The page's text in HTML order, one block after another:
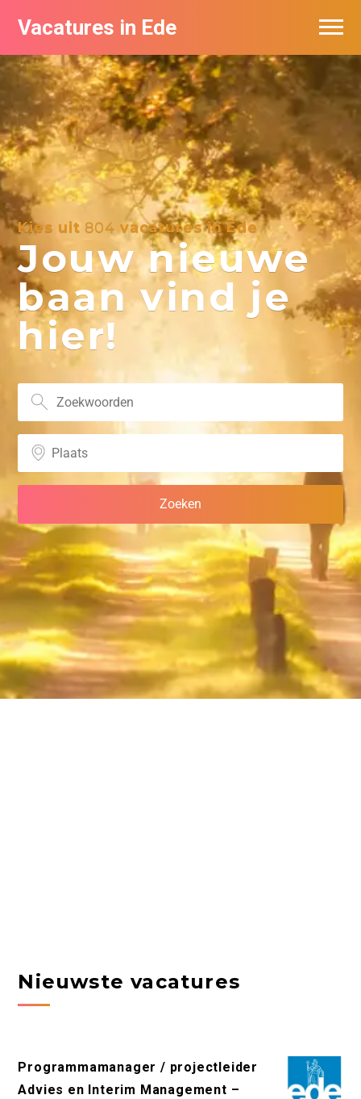
Vacatures in Ede
Kies uit 804 vacatures in Ede
Jouw nieuwe
baan vind je
hier!
Nieuwste vacatures
Programmamanager / projectleider
Advies en Interim Management –
Vacatures bij bedrijven in Ede